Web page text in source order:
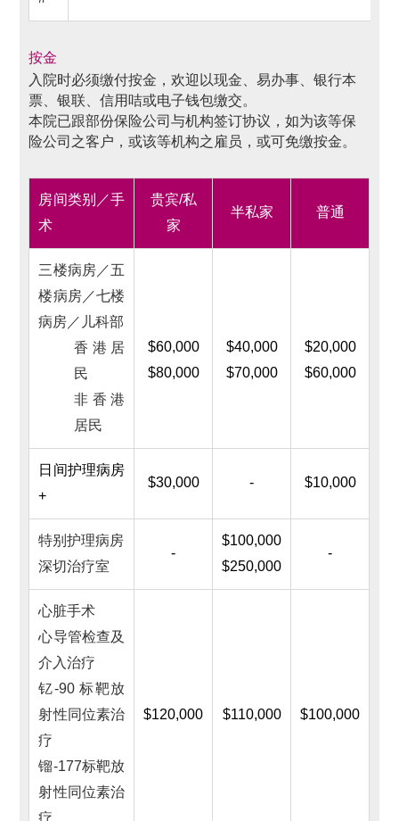
按金
入院时必须缴付按金，欢迎以现金、易办事、银行本
票、银联、信用咭或电子钱包缴交。
本院已跟部份保险公司与机构签订协议，如为该等保
险公司之客户，或该等机构之雇员，或可免缴按金。
房间类别／手
术
贵宾/私
家
半私家 普通
三楼病房／五
楼病房／七楼
病房／儿科部
香港居
民
非香港
居民
$60,000
$80,000
$40,000
$70,000
$20,000
$60,000
日间护理病房
+
$30,000 - $10,000
特别护理病房
深切治疗室
-
$100,000
$250,000
-
心脏手术
心导管检查及
介入治疗
钇-90 标靶放
射性同位素治
疗
镏-177标靶放
射性同位素治
$120,000 $110,000 $100,000